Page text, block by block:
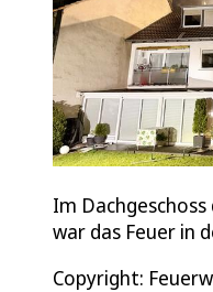
Im
war das Feuer in
Copyright: